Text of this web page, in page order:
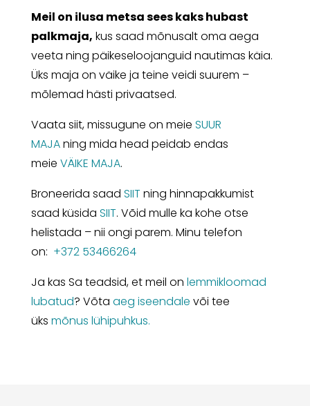
Meil on ilusa metsa sees kaks hubast
palkmaja, kus saad mõnusalt oma aega
veeta ning päikeseloojanguid nautimas käia.
Üks maja on väike ja teine veidi suurem –
mõlemad hästi privaatsed.
Vaata siit, missugune on meie SUUR
MAJAning mida head peidab endas
meie VÄIKE MAJA.
Broneerida saad SIIT ning hinnapakkumist
saad küsida SIIT. Võid mulle ka kohe otse
helistada – nii ongi parem. Minu telefon
on: +372 53466264
Ja kas Sa teadsid, et meil on lemmikloomad
lubatud? Võta aeg iseendale või tee
üks mõnus lühipuhkus.